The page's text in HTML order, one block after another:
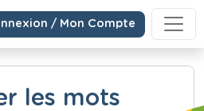
/ Mon Compte
les mots